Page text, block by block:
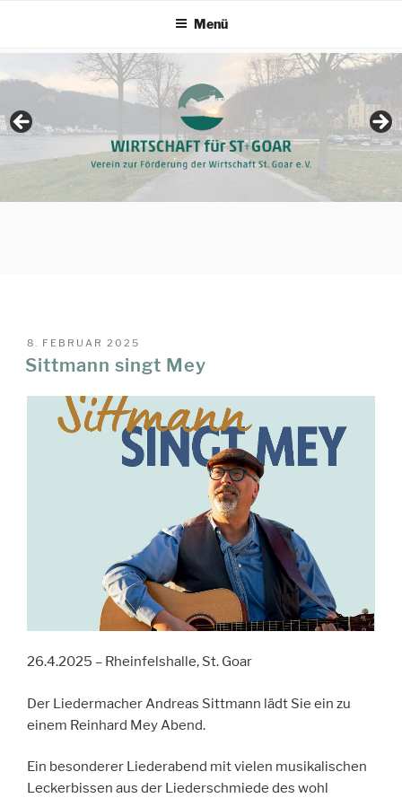
springen
Menü
VERÖFFENTLICHT
AM
8. FEBRUAR 2025
Sittmann singt Mey
26.4.2025 – Rheinfelshalle, St. Goar
Der Liedermacher Andreas Sittmann lädt Sie ein zu
einem Reinhard Mey Abend.
Ein besonderer Liederabend mit vielen musikalischen
Leckerbissen aus der Liederschmiede des wohl